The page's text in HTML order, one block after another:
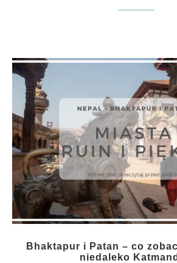
Bhaktapur i Patan – co
niedaleko